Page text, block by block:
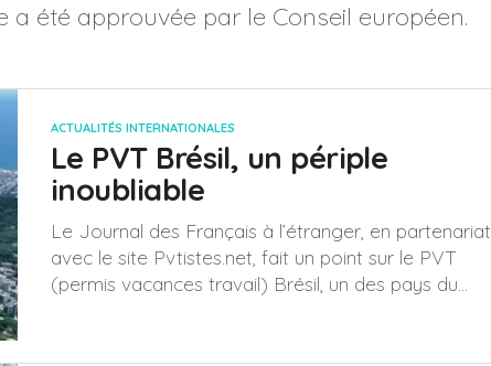
été approuvée par le Conseil européen.
ACTUALITÉS INTERNATIONALES
Le PVT Brésil, un périple
inoubliable
Le Journal des Français à l’étranger, en partenariat
avec le site Pvtistes.net, fait un point sur le PVT
(permis vacances travail) Brésil, un des pays du...